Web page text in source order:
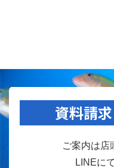
資料請
ご案内は店
LINEに